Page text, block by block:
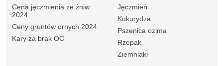
Cena jęczmienia ze żniw
2024
Ceny gruntów ornych 2024
Kary za brak OC
Jęczmień
Kukurydza
Pszenica ozima
Rzepak
Ziemniaki